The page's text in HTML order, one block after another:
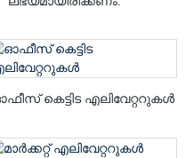
കെട്ടിട എലിവേറ്ററുകൾ